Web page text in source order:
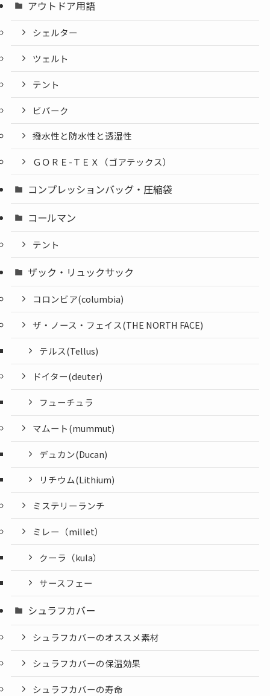
アウトドア用語
シェルター
ツェルト
テント
ビバーク
撥水性と防水性と透湿性
ＧＯＲＥ-ＴＥＸ（ゴアテックス）
コンプレッションバッグ・圧縮袋
コールマン
テント
ザック・リュックサック
コロンビア(columbia)
ザ・ノース・フェイス(THE NORTH FACE)
テルス(Tellus)
ドイター(deuter)
フューチュラ
マムート(mummut)
デュカン(Ducan)
リチウム(Lithium)
ミステリーランチ
ミレー（millet）
クーラ（kula）
サースフェー
シュラフカバー
シュラフカバーのオススメ素材
シュラフカバーの保温効果
シュラフカバーの寿命